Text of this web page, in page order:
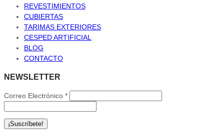
REVESTIMIENTOS
CUBIERTAS
TARIMAS EXTERIORES
CESPED ARTIFICIAL
BLOG
CONTACTO
NEWSLETTER
Correo Electrónico *